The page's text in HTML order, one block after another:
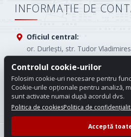
INFORMAȚIE DE
Oficiul central:
or. Durlești, str. Tudor
Tel.: (+373) 61005565
E-mail:
Program de lucru: Luni -
Controlul cookie-urilor
Folosim cookie-uri necesare pentru
Cookie-urile opționale pentru analiză,
sunt activate numai după acordul dvs.
Politica de cookiesPolitica de
Acceptă